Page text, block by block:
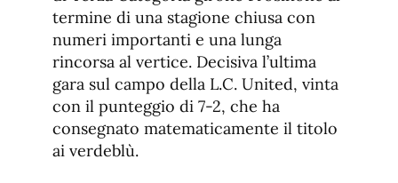
termine di una stagione chiusa con
numeri importanti e una lunga
rincorsa al vertice. Decisiva l’ultima
gara sul campo della L.C. United, vinta
con il punteggio di 7-2, che ha
consegnato matematicamente il titolo
ai verdeblù.